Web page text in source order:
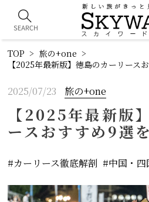
TOP
旅の+one
【2025年最新版】徳島のカーリース
2025/07/23 旅の+one
【2025年最新版
ースおすすめ9選
カーリース徹底解剖 中国・四